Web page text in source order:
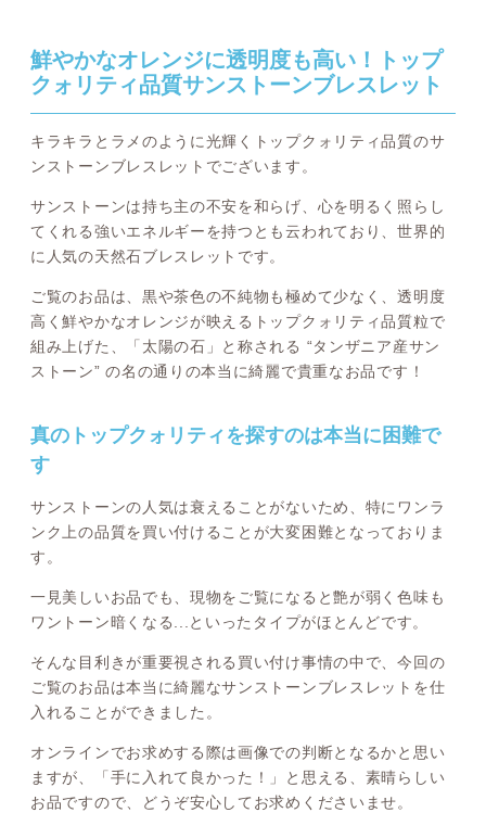
鮮やかなオレンジに透明度も高い！トップ
クォリティ品質サンストーンブレスレット
キラキラとラメのように光輝くトップクォリティ品質のサ
ンストーンブレスレットでございます。
サンストーンは持ち主の不安を和らげ、心を明るく照らし
てくれる強いエネルギーを持つとも云われており、世界的
に人気の天然石ブレスレットです。
ご覧のお品は、黒や茶色の不純物も極めて少なく、透明度
高く鮮やかなオレンジが映えるトップクォリティ品質粒で
組み上げた、「太陽の石」と称される “タンザニア産サン
ストーン” の名の通りの本当に綺麗で貴重なお品です！
真のトップクォリティを探すのは本当に困難で
す
サンストーンの人気は衰えることがないため、特にワンラ
ンク上の品質を買い付けることが大変困難となっておりま
す。
一見美しいお品でも、現物をご覧になると艶が弱く色味も
ワントーン暗くなる...といったタイプがほとんどです。
そんな目利きが重要視される買い付け事情の中で、今回の
ご覧のお品は本当に綺麗なサンストーンブレスレットを仕
入れることができました。
オンラインでお求めする際は画像での判断となるかと思い
ますが、「手に入れて良かった！」と思える、素晴らしい
お品ですので、どうぞ安心してお求めくださいませ。